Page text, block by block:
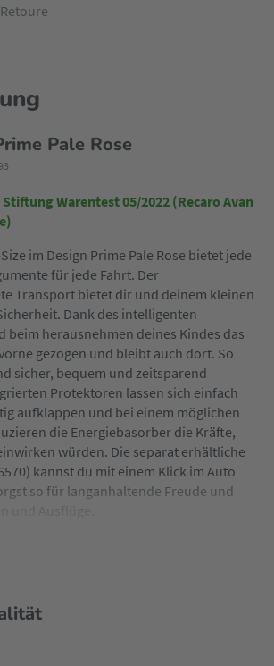
Pale Rose
Warentest 05/2022 (Recaro Avan
im Design Prime Pale Rose bietet jede
für jede Fahrt. Der
Transport bietet dir und deinem kleinen
Dank des intelligenten
beim herausnehmen deines Kindes das
gezogen und bleibt auch dort. So
sicher, bequem und zeitsparend
Protektoren lassen sich einfach
aufklappen und bei einem möglichen
die Energiebasorber die Kräfte,
würden. Die separat erhältliche
kannst du mit einem Klick im Auto
so für langanhaltende Freude und
durch seine höhenverstellbare
eine ergonomische Sitzposition.
und Netzgewebeeinsätze im
im Sommerurlaub bestens gelaunt.